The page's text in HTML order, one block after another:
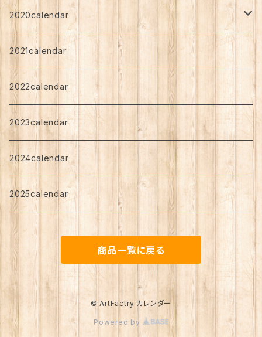
Art Support
Standard
Art Support
angen
Standard
Art Support
chibi
Art Support
Standard
nagomi
2020calendar
しば
希
angen
2021calendar
2022calendar
2023calendar
2024calendar
2025calendar
商品一覧に戻る
© ArtFactry カレンダー
Powered by